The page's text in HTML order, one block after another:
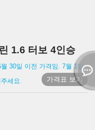
1.6 터보 4인승
월 30일 이전 가격임. 7월 1일
세요.
가격표 보기